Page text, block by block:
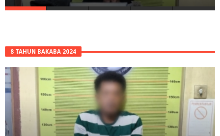
8 TAHUN BAKABA 2024